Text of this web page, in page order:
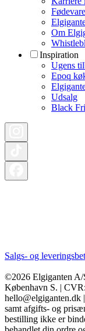
Om
Inspiration
Ugens
Epoq
Udsalg
Black
Salgs- og
©2026 Elgiganten A/
København S. |
samt afgifts- og
bestilling ikke er